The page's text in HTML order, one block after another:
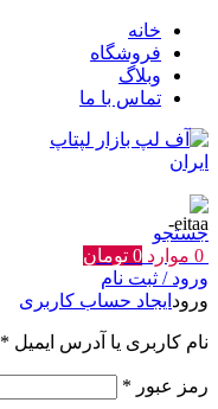
خانه
فروشگاه
وبلاگ
تماس با ما
جستجو
0 موارد 0 تومان
ورود / ثبت نام
ورود ایجاد حساب کاربری
نام کاربری یا آدرس ایمیل *
رمز عبور *